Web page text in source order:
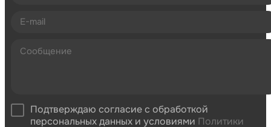
Подтверждаю согласие с обработкой
персональных данных и условиями Политики